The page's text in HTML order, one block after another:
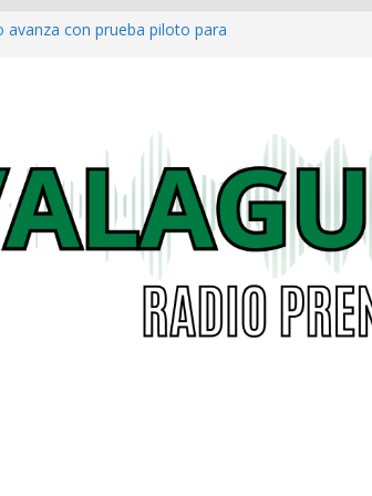
avanza con prueba piloto para
eléctricas: alcaldías podrán
garantizar acceso digno a
ya cuenta con parques infantiles